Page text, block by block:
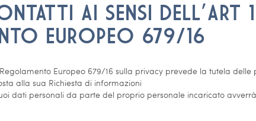
AI SENSI DELL’ART
EUROPEO 679/16
Europeo 679/16 sulla privacy prevede la tutela
alla sua Richiesta di informazioni
dati personali da parte del proprio personale incaricato